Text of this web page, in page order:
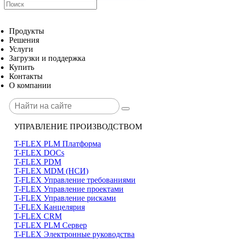
Продукты
Решения
Услуги
Загрузки и поддержка
Купить
Контакты
О компании
УПРАВЛЕНИЕ ПРОИЗВОДСТВОМ
T-FLEX PLM Платформа
T-FLEX DOCs
T-FLEX PDM
T-FLEX MDM (НСИ)
T-FLEX Управление требованиями
T-FLEX Управление проектами
T-FLEX Управление рисками
T-FLEX Канцелярия
T-FLEX CRM
T-FLEX PLM Сервер
T-FLEX Электронные руководства